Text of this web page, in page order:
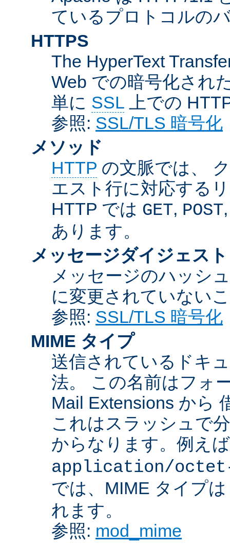
ているプロトコルの
HTTPS
The HyperText
Web での暗号化され
単に SSL 上での
参照: SSL/TLS 暗号化
メソッド
HTTP の文脈では、
エスト行に対応する
HTTP では GET, POST
あります。
メッセージダイジェスト
メッセージのハッシ
に変更されていない
参照: SSL/TLS 暗号化
MIME タイプ
送信されているドキ
法。 この名前はフォ
Mail Extensions から
これはスラッシュで
からなります。例え
application/
では、MIME タイプ
れます。
参照: mod_mime